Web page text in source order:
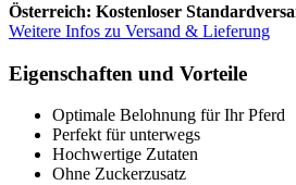
Österreich: Kostenloser
Weitere Infos zu Versand & Lieferung
Eigenschaften und Vorteile
Optimale Belohnung für Ihr Pferd
Perfekt für unterwegs
Hochwertige Zutaten
Ohne Zuckerzusatz